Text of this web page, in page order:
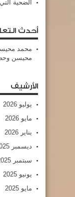
الضحية
أحدث
محمد
محيسن
الأرشيف
يوليو 2026
مايو 2026
يناير 2026
ديسمبر 2025
سبتمبر 2025
يونيو 2025
مايو 2025